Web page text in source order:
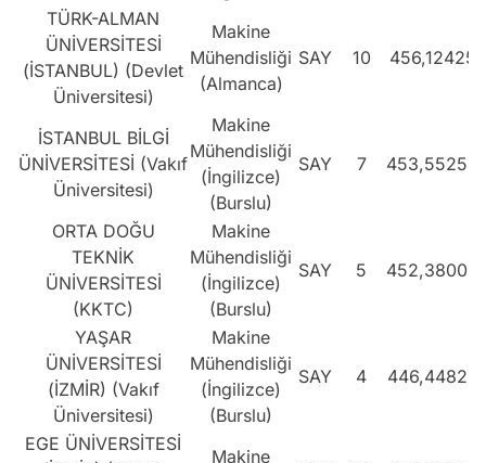
TÜRK-ALMAN
ÜNİVERSİTESİ
(İSTANBUL) (Devlet
Üniversitesi)
Makine
Mühendisliği
(Almanca)
SAY 10 456,12425
İSTANBUL BİLGİ
ÜNİVERSİTESİ (Vakıf
Üniversitesi)
Makine
Mühendisliği
(İngilizce)
(Burslu)
SAY 7 453,55254
ORTA DOĞU
TEKNİK
ÜNİVERSİTESİ
(KKTC)
Makine
Mühendisliği
(İngilizce)
(Burslu)
SAY 5 452,38006
YAŞAR
ÜNİVERSİTESİ
(İZMİR) (Vakıf
Üniversitesi)
Makine
Mühendisliği
(İngilizce)
(Burslu)
SAY 4 446,44822
EGE ÜNİVERSİTESİ
Makine